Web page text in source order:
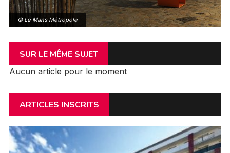
© Le Mans Métropole
SUR LE MÊME SUJET
Aucun article pour le moment
ARTICLES INSCRITS